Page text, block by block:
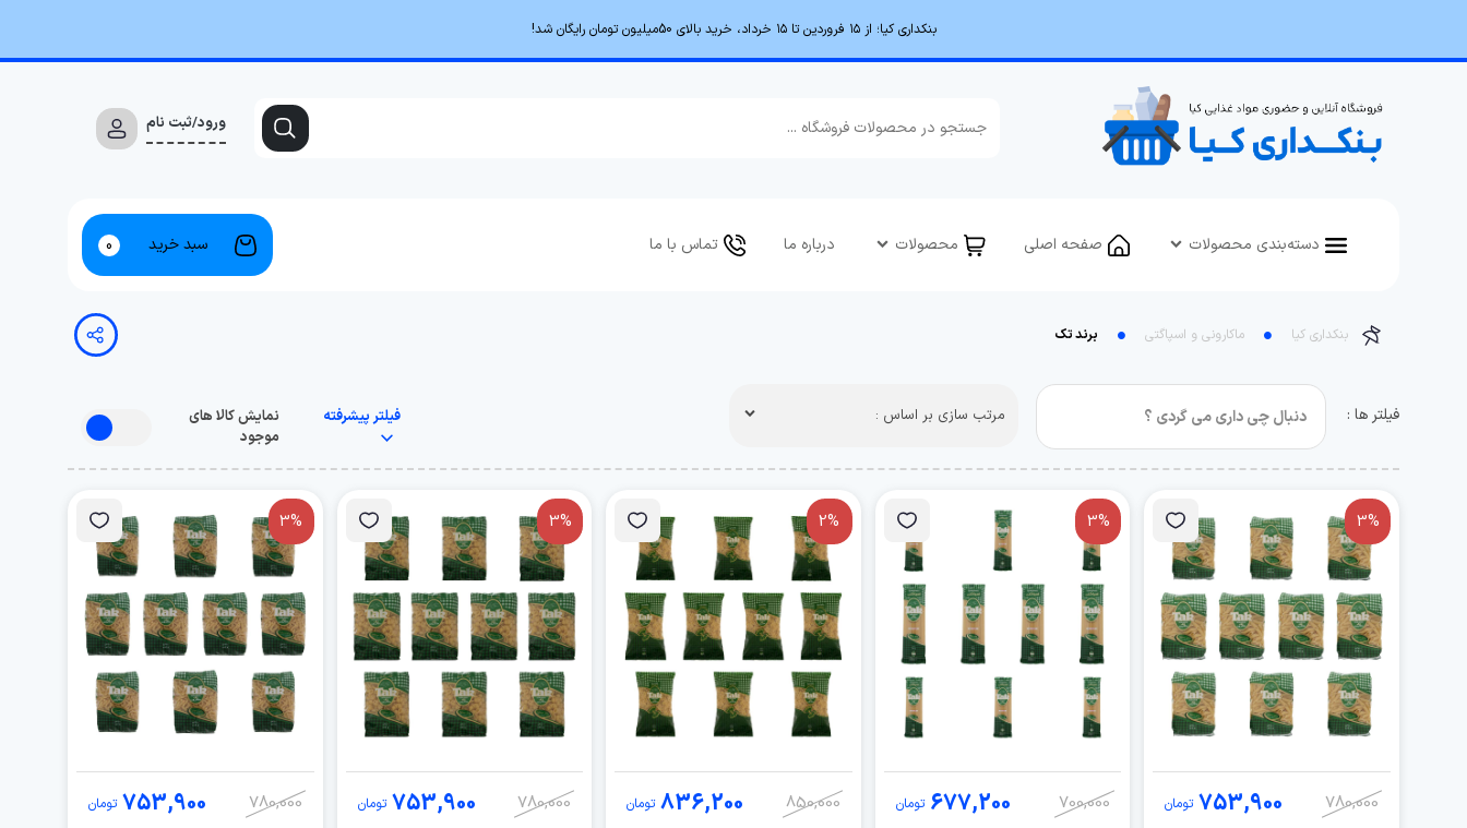
بنکداری کیا؛ از ۱۵ فروردین تا ۱۵ خرداد، خرید بالای 50میلیون تومان رایگان شد!
ورود/ثبت نام
دسته‌بندی محصولات صفحه اصلی محصولات درباره ما تماس با ما سبد خرید 0
بنکداری کیا ماکارونی و اسپاگتی برند تک
فیلتر ها : مرتب سازی بر اساس : فیلتر پیشرفته
نمایش کالا های
موجود
3%
780,000
753,900 تومان
3%
700,000
677,200 تومان
2%
850,000
836,200 تومان
3%
780,000
753,900 تومان
3%
780,000
753,900 تومان